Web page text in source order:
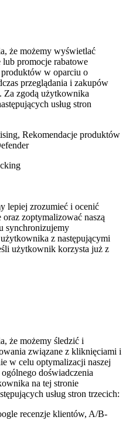
że możemy wyświetlać
lub promocje rabatowe
w oparciu o
przeglądania i zakupów
Za zgodą użytkownika
usług stron
Rekomendacje produktów
lepiej zrozumieć i ocenić
zoptymalizować naszą
synchronizujemy
z następującymi
użytkownik korzysta już z
że możemy śledzić i
związane z kliknięciami i
w celu optymalizacji naszej
doświadczenia
na tej stronie
usług stron trzecich:
recenzje klientów, A/B-